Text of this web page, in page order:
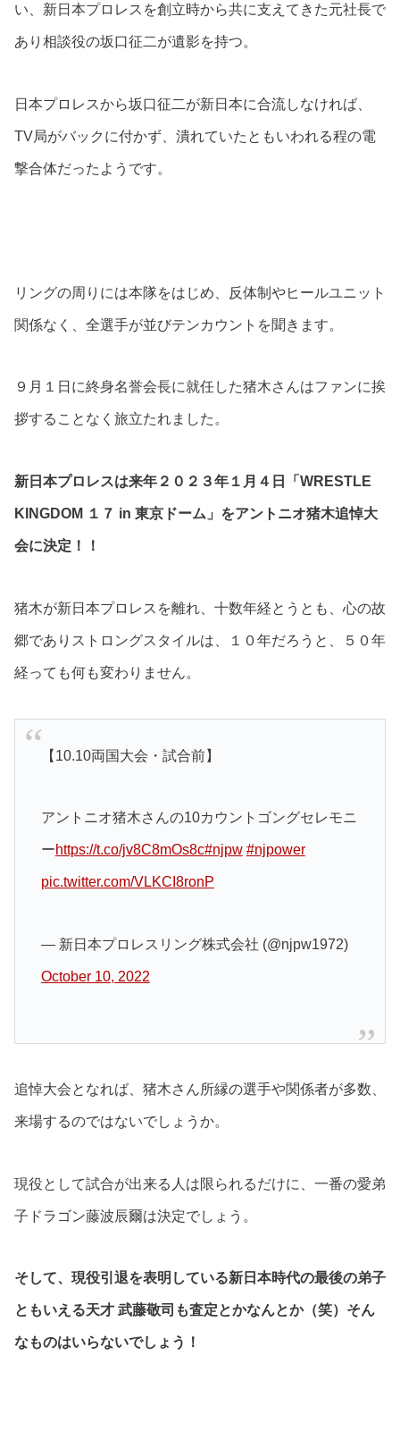
い、新日本プロレスを創立時から共に支えてきた元社長で
あり相談役の坂口征二が遺影を持つ。
日本プロレスから坂口征二が新日本に合流しなければ、
TV局がバックに付かず、潰れていたともいわれる程の電
撃合体だったようです。
リングの周りには本隊をはじめ、反体制やヒールユニット
関係なく、全選手が並びテンカウントを聞きます。
９月１日に終身名誉会長に就任した猪木さんはファンに挨
拶することなく旅立たれました。
新日本プロレスは来年２０２３年１月４日「WRESTLE
KINGDOM １７ in 東京ドーム」をアントニオ猪木追悼大
会に決定！！
猪木が新日本プロレスを離れ、十数年経とうとも、心の故
郷でありストロングスタイルは、１０年だろうと、５０年
経っても何も変わりません。
【10.10両国大会・試合前】
アントニオ猪木さんの10カウントゴングセレモニ
ーhttps://t.co/jv8C8mOs8c#njpw #njpower
pic.twitter.com/VLKCI8ronP
— 新日本プロレスリング株式会社 (@njpw1972)
October 10, 2022
追悼大会となれば、猪木さん所縁の選手や関係者が多数、
来場するのではないでしょうか。
現役として試合が出来る人は限られるだけに、一番の愛弟
子ドラゴン藤波辰爾は決定でしょう。
そして、現役引退を表明している新日本時代の最後の弟子
ともいえる天才 武藤敬司も査定とかなんとか（笑）そん
なものはいらないでしょう！